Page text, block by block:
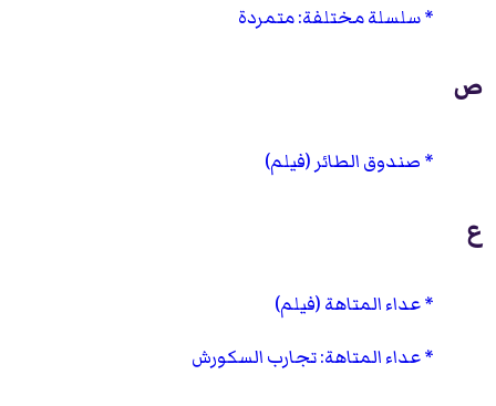
سلسلة مختلفة: متمردة
ص
صندوق الطائر (فيلم)
ع
عداء المتاهة (فيلم)
عداء المتاهة: تجارب السكورش